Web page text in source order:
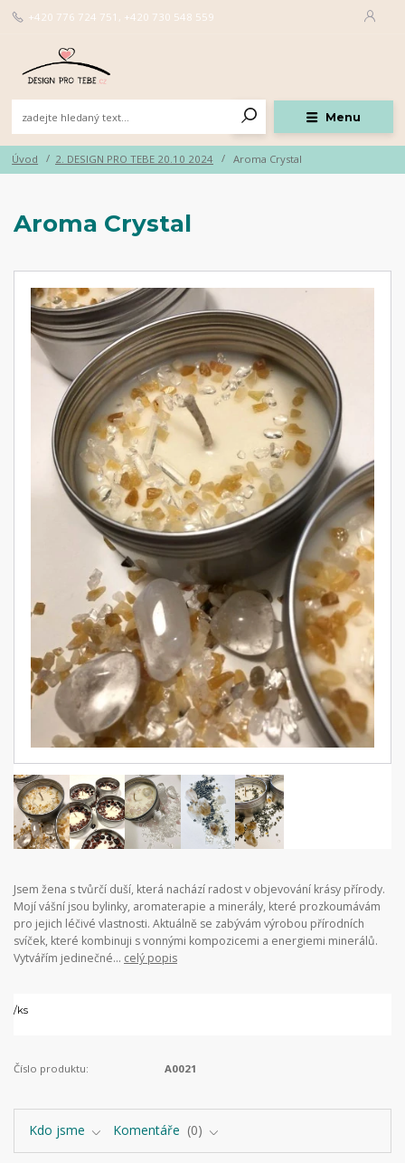
Menu
+420 776 724 751, +420 730 548 559
Úvod 2. DESIGN PRO TEBE 20.10 2024 Aroma Crystal
Aroma Crystal
Jsem žena s tvůrčí duší, která nachází radost v objevování krásy přírody.
Mojí vášní jsou bylinky, aromaterapie a minerály, které prozkoumávám
pro jejich léčivé vlastnosti. Aktuálně se zabývám výrobou přírodních
svíček, které kombinuji s vonnými kompozicemi a energiemi minerálů.
Vytvářím jedinečné... celý popis
/ks
Číslo produktu: A0021
Kdo jsme Komentáře 0